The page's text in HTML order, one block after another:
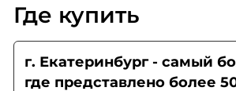
Где купить
г. Екатеринбург - самый
где представлено более